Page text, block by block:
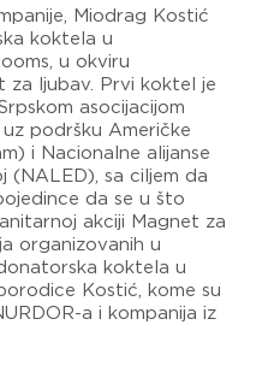
Miodrag Kostić
koktela u
u okviru
za ljubav. Prvi koktel je
asocijacijom
podršku Američke
i Nacionalne alijanse
(NALED), sa ciljem da
da se u što
akciji Magnet za
organizovanih u
koktela u
Kostić, kome su
a i kompanija iz